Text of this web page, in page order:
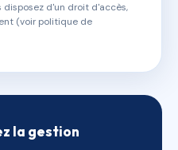
d'un droit d'accès,
(voir politique de
la gestion